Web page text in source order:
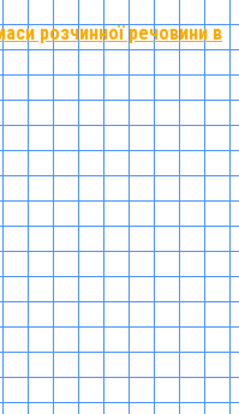
розчинної речовини в